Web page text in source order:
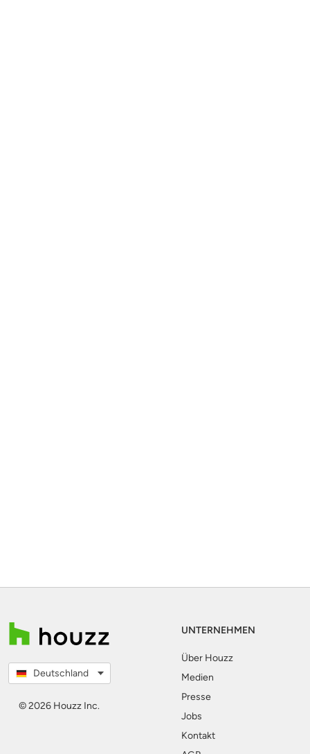
Deutschland
© 2026 Houzz Inc.
UNTERNEHMEN
Über Houzz
Medien
Presse
Jobs
Kontakt